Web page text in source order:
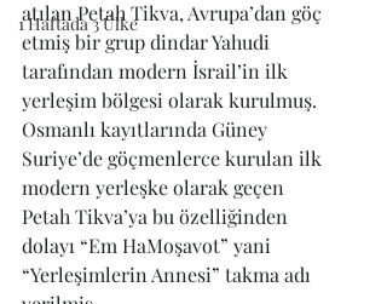
1 Haftada 3 Ülke
atılan Petah Tikva, Avrupa’dan göç
etmiş bir grup dindar Yahudi
tarafından modern İsrail’in ilk
yerleşim bölgesi olarak kurulmuş.
Osmanlı kayıtlarında Güney
Suriye’de göçmenlerce kurulan ilk
modern yerleşke olarak geçen
Petah Tikva’ya bu özelliğinden
dolayı “Em HaMoşavot” yani
“Yerleşimlerin Annesi” takma adı